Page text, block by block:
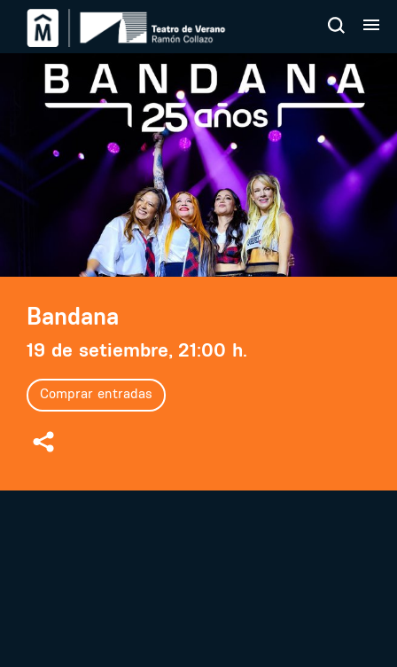
Bandana
19 de setiembre, 21:00 h.
Comprar entradas